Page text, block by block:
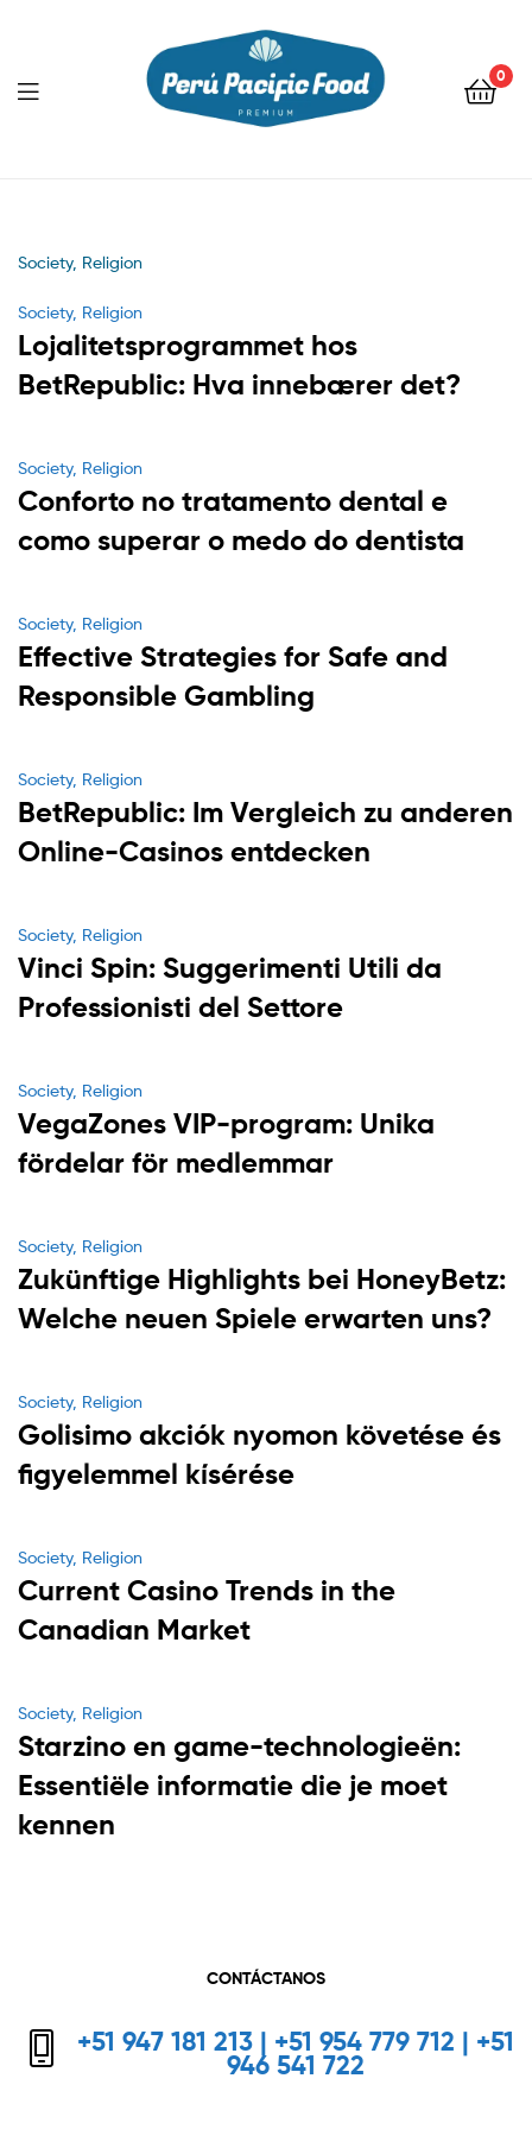
0
Menu
Society, Religion
Categories
Society, Religion
Lojalitetsprogrammet hos
BetRepublic: Hva innebærer det?
Categories
Society, Religion
Conforto no tratamento dental e
como superar o medo do dentista
Categories
Society, Religion
Effective Strategies for Safe and
Responsible Gambling
Categories
Society, Religion
BetRepublic: Im Vergleich zu anderen
Online-Casinos entdecken
Categories
Society, Religion
Vinci Spin: Suggerimenti Utili da
Professionisti del Settore
Categories
Society, Religion
VegaZones VIP-program: Unika
fördelar för medlemmar
Categories
Society, Religion
Zukünftige Highlights bei HoneyBetz:
Welche neuen Spiele erwarten uns?
Categories
Society, Religion
Golisimo akciók nyomon követése és
figyelemmel kísérése
Categories
Society, Religion
Current Casino Trends in the
Canadian Market
Categories
Society, Religion
Starzino en game-technologieën:
Essentiële informatie die je moet
kennen
CONTÁCTANOS
+51 947 181 213 | +51 954 779 712 | +51
946 541 722